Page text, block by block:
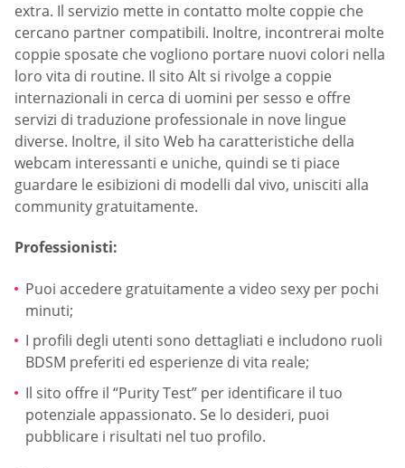
extra. Il servizio mette in contatto molte coppie che
cercano partner compatibili. Inoltre, incontrerai molte
coppie sposate che vogliono portare nuovi colori nella
loro vita di routine. Il sito Alt si rivolge a coppie
internazionali in cerca di uomini per sesso e offre
servizi di traduzione professionale in nove lingue
diverse. Inoltre, il sito Web ha caratteristiche della
webcam interessanti e uniche, quindi se ti piace
guardare le esibizioni di modelli dal vivo, unisciti alla
community gratuitamente.
Professionisti:
Puoi accedere gratuitamente a video sexy per pochi
minuti;
I profili degli utenti sono dettagliati e includono ruoli
BDSM preferiti ed esperienze di vita reale;
Il sito offre il “Purity Test” per identificare il tuo
potenziale appassionato. Se lo desideri, puoi
pubblicare i risultati nel tuo profilo.